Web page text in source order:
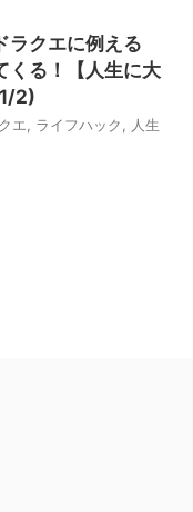
ラクエに例える
くる！【人生に大
2)
エ ライフハック 人生